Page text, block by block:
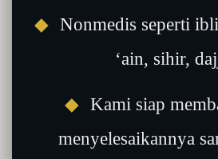
◆ Nonmedis seperti
‘ain, sihir,
◆ Kami siap
menyelesaikannya